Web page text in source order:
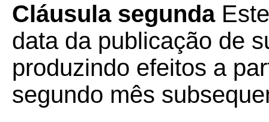
Cláusula segunda
data da publicação de
produzindo efeitos a
segundo mês